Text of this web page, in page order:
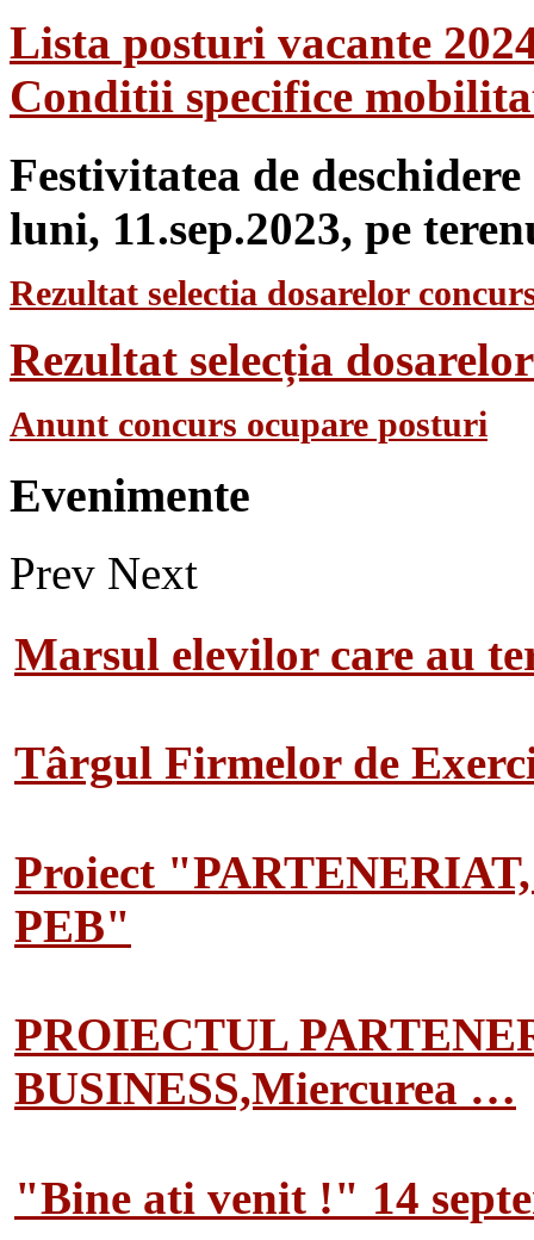
Lista posturi vacante
Conditii specifice
Festivitatea de
luni, 11.sep.2023, pe
Rezultat selectia dosarelor
Rezultat selecția
Anunt concurs ocupare posturi
Evenimente
Prev Next
Marsul elevilor care au
Târgul Firmelor de
Proiect
PEB"
PROIECTUL
BUSINESS,Miercurea …
"Bine ati venit !" 14